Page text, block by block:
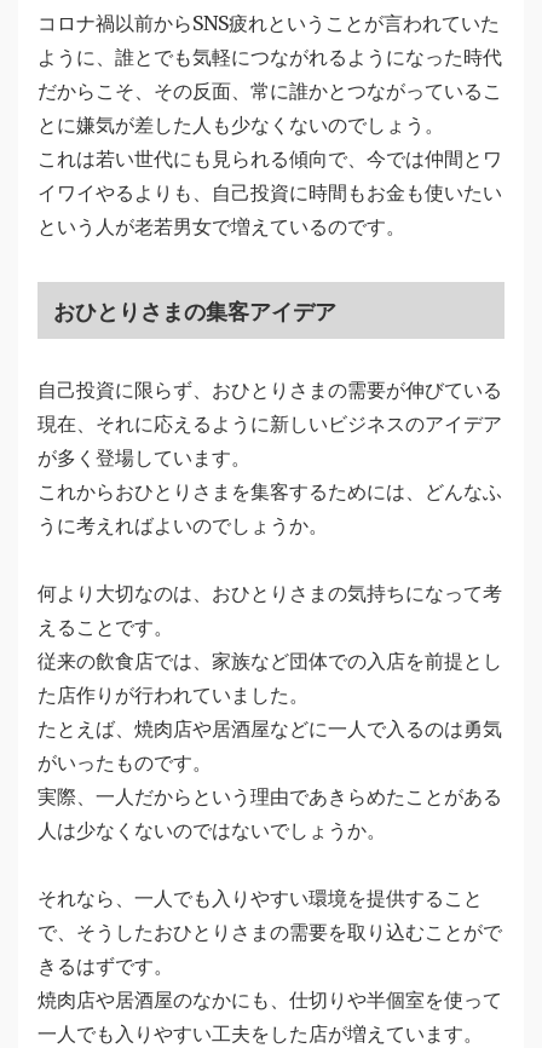
コロナ禍以前からSNS疲れということが言われていた
ように、誰とでも気軽につながれるようになった時代
だからこそ、その反面、常に誰かとつながっているこ
とに嫌気が差した人も少なくないのでしょう。
これは若い世代にも見られる傾向で、今では仲間とワ
イワイやるよりも、自己投資に時間もお金も使いたい
という人が老若男女で増えているのです。
おひとりさまの集客アイデア
自己投資に限らず、おひとりさまの需要が伸びている
現在、それに応えるように新しいビジネスのアイデア
が多く登場しています。
これからおひとりさまを集客するためには、どんなふ
うに考えればよいのでしょうか。
何より大切なのは、おひとりさまの気持ちになって考
えることです。
従来の飲食店では、家族など団体での入店を前提とし
た店作りが行われていました。
たとえば、焼肉店や居酒屋などに一人で入るのは勇気
がいったものです。
実際、一人だからという理由であきらめたことがある
人は少なくないのではないでしょうか。
それなら、一人でも入りやすい環境を提供すること
で、そうしたおひとりさまの需要を取り込むことがで
きるはずです。
焼肉店や居酒屋のなかにも、仕切りや半個室を使って
一人でも入りやすい工夫をした店が増えています。